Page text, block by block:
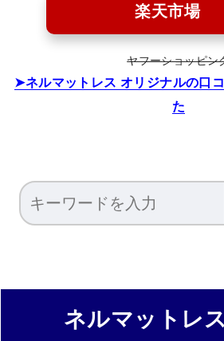
楽天市場
ヤフーショッピン
ネルマットレス オリジナルの口
た
ネルマットレ